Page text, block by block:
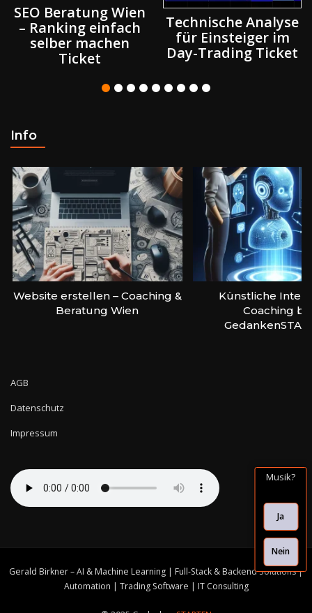
SEO Beratung Wien
– Ranking einfach
selber machen
Ticket
Technische Analyse
für Einsteiger im
Day-Trading Ticket
Info
Website erstellen – Coaching &
Beratung Wien
Künstliche
Coaching bei
AGB
Datenschutz
Impressum
Musik?
Ja
Nein
Gerald Birkner – AI & Machine Learning | Full-Stack & Backend Solutions |
Automation | Trading Software | IT Consulting